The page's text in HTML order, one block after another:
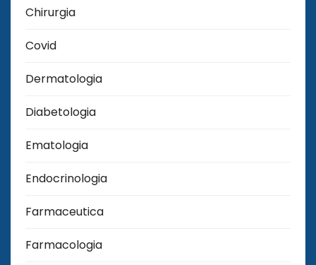
Chirurgia
Covid
Dermatologia
Diabetologia
Ematologia
Endocrinologia
Farmaceutica
Farmacologia